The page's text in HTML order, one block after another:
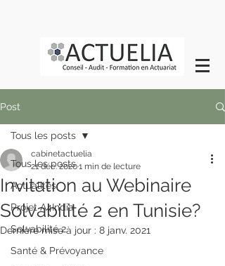
Post
Tous les posts
Actualités
Projet A4India
Solvabilité 2
Santé & Prévoyance
Tous les posts
Invitation au Webinaire
Solvabilité 2 en Tunisie?
cabinetactuelia
21 déc. 20201 min de lecture
Dernière mise à jour : 8 janv. 2021